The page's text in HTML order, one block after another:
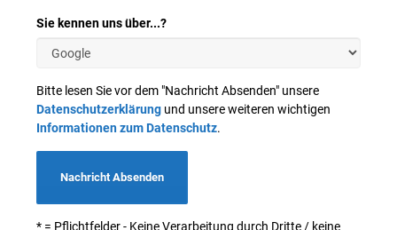
Sie kennen uns über...?
Bitte lesen Sie vor dem "Nachricht Absenden" unsere
Datenschutzerklärung und unsere weiteren wichtigen
Informationen zum Datenschutz.
Nachricht Absenden
* = Pflichtfelder - Keine Verarbeitung durch Dritte / keine